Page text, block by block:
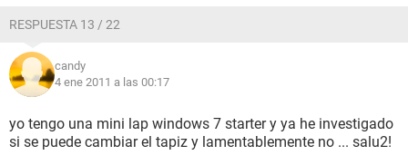
RESPUESTA 13 / 22
candy
4 ene 2011 a las 00:17
yo tengo una mini lap windows 7 starter y ya he investigado
si se puede cambiar el tapiz y lamentablemente no ... salu2!